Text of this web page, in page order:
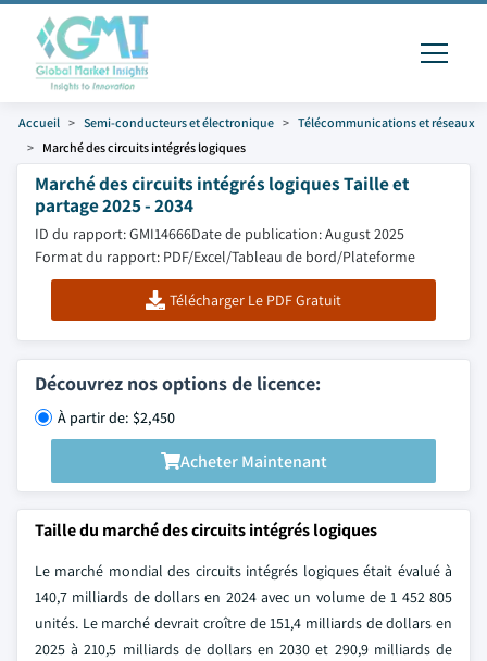
Accueil Semi-conducteurs et électronique
Télécommunications et réseaux
Marché des circuits intégrés logiques
Marché des circuits intégrés logiques Taille et
partage 2025 - 2034
ID du rapport: GMI14666Date de publication: August 2025
Format du rapport: PDF/Excel/Tableau de bord/Plateforme
Télécharger Le PDF Gratuit
Découvrez nos options de licence:
À partir de: $2,450
Acheter Maintenant
Taille du marché des circuits intégrés logiques
Le marché mondial des circuits intégrés logiques était évalué à
140,7 milliards de dollars en 2024 avec un volume de 1 452 805
unités. Le marché devrait croître de 151,4 milliards de dollars en
2025 à 210,5 milliards de dollars en 2030 et 290,9 milliards de